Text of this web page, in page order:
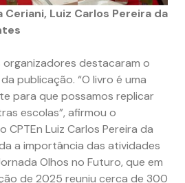
Luiz Carlos Pereira da
destacaram o
publicação. “O livro é uma
para que possamos replicar
escolas”, afirmou o
Luiz Carlos Pereira da
a importância das atividades
Olhos no Futuro, que em
de 2025 reuniu cerca de 300